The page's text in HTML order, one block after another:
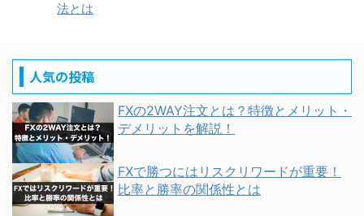
法とは
人気の投稿
FXの2WAY注文とは？特徴とメリット・
デメリットを解説！
FXで勝つにはリスクリワードが重要！
比率と勝率の関係性とは